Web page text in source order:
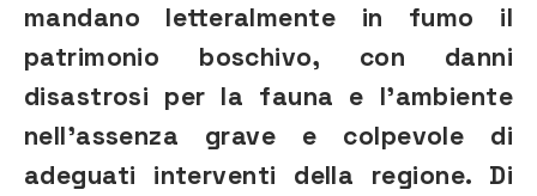
mandano letteralmente in fumo il
patrimonio boschivo, con danni
disastrosi per la fauna e l’ambiente
nell’assenza grave e colpevole di
adeguati interventi della regione. Di